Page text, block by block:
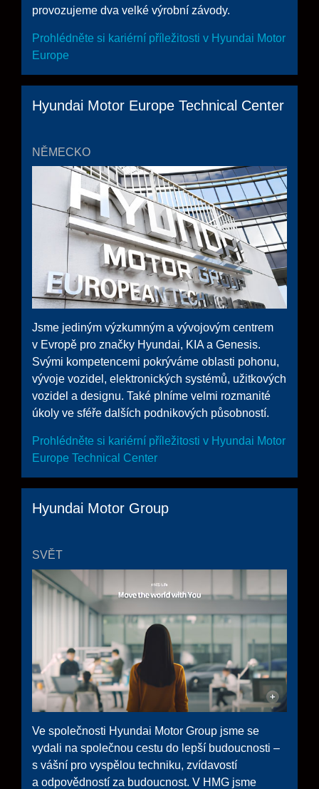
provozujeme dva velké výrobní závody.
Prohlédněte si kariérní příležitosti v Hyundai Motor
Europe
Hyundai Motor Europe Technical Center
NĚMECKO
Jsme jediným výzkumným a vývojovým centrem
v Evropě pro značky Hyundai, KIA a Genesis.
Svými kompetencemi pokrýváme oblasti pohonu,
vývoje vozidel, elektronických systémů, užitkových
vozidel a designu. Také plníme velmi rozmanité
úkoly ve sféře dalších podnikových působností.
Prohlédněte si kariérní příležitosti v Hyundai Motor
Europe Technical Center
Hyundai Motor Group
SVĚT
Ve společnosti Hyundai Motor Group jsme se
vydali na společnou cestu do lepší budoucnosti –
s vášní pro vyspělou techniku, zvídavostí
a odpovědností za budoucnost. V HMG jsme